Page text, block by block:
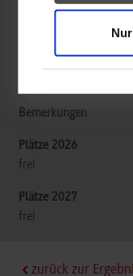
Christine Isenmann
job@ib-isenmann.de
frei
frei
zurück zur